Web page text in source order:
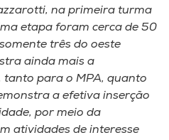
na primeira turma
etapa foram cerca de 50
três do oeste
ainda mais a
para o MPA, quanto
a efetiva inserção
por meio da
atividades de interesse